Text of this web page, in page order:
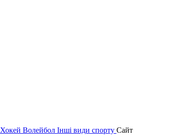
Хокей Волейбол Інші види спорту Сайт